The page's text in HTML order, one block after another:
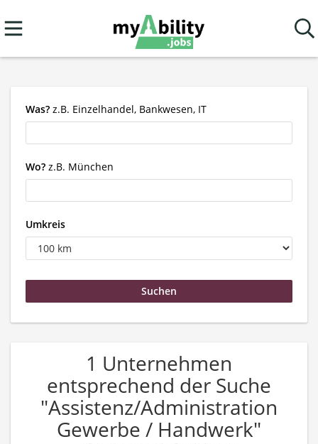
Was? z.B. Einzelhandel, Bankwesen, IT
Wo? z.B. München
Umkreis
1 Unternehmen
entsprechend der Suche
"Assistenz/Administration
Gewerbe / Handwerk"